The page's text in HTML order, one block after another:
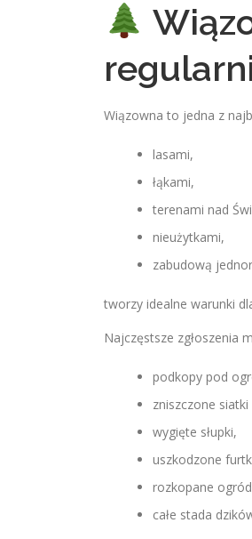
Wiązowna to jedna z
lasami,
łąkami,
terenami nad
nieużytkami,
zabudową
tworzy idealne warunki
Najczęstsze zgłoszenia
podkopy pod
zniszczone siatki
wygięte słupki,
uszkodzone
rozkopane
całe stada